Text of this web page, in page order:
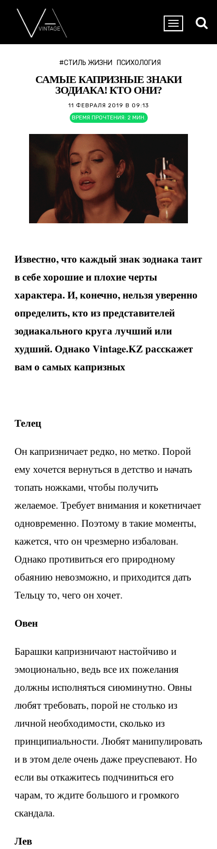
#СТИЛЬ ЖИЗНИ ПСИХОЛОГИЯ
САМЫЕ КАПРИЗНЫЕ ЗНАКИ
ЗОДИАКА! КТО ОНИ?
11 ФЕВРАЛЯ 2019 В 09:13
ВРЕМЯ ПРОЧТЕНИЯ: 2 МИН.
Известно, что каждый знак зодиака таит
в себе хорошие и плохие черты
характера. И, конечно, нельзя уверенно
определить, кто из представителей
зодиакального круга лучший или
худший. Однако Vintage.KZ расскажет
вам о самых капризных
Телец
Он капризничает редко, но метко. Порой
ему хочется вернуться в детство и начать
топать ножками, чтобы получить
желаемое. Требует внимания и кокетничает
одновременно. Поэтому в такие моменты,
кажется, что он чрезмерно избалован.
Однако противиться его природному
обаянию невозможно, и приходится дать
Тельцу то, чего он хочет.
Овен
Барашки капризничают настойчиво и
эмоционально, ведь все их пожелания
должны исполняться сиюминутно. Овны
любят требовать, порой не столько из
личной необходимости, сколько из
принципиальности. Любят манипулировать
и в этом деле очень даже преуспевают. Но
если вы откажитесь подчиниться его
чарам, то ждите большого и громкого
скандала.
Лев